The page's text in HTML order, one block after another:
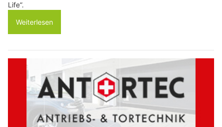
Life“.
Weiterlesen